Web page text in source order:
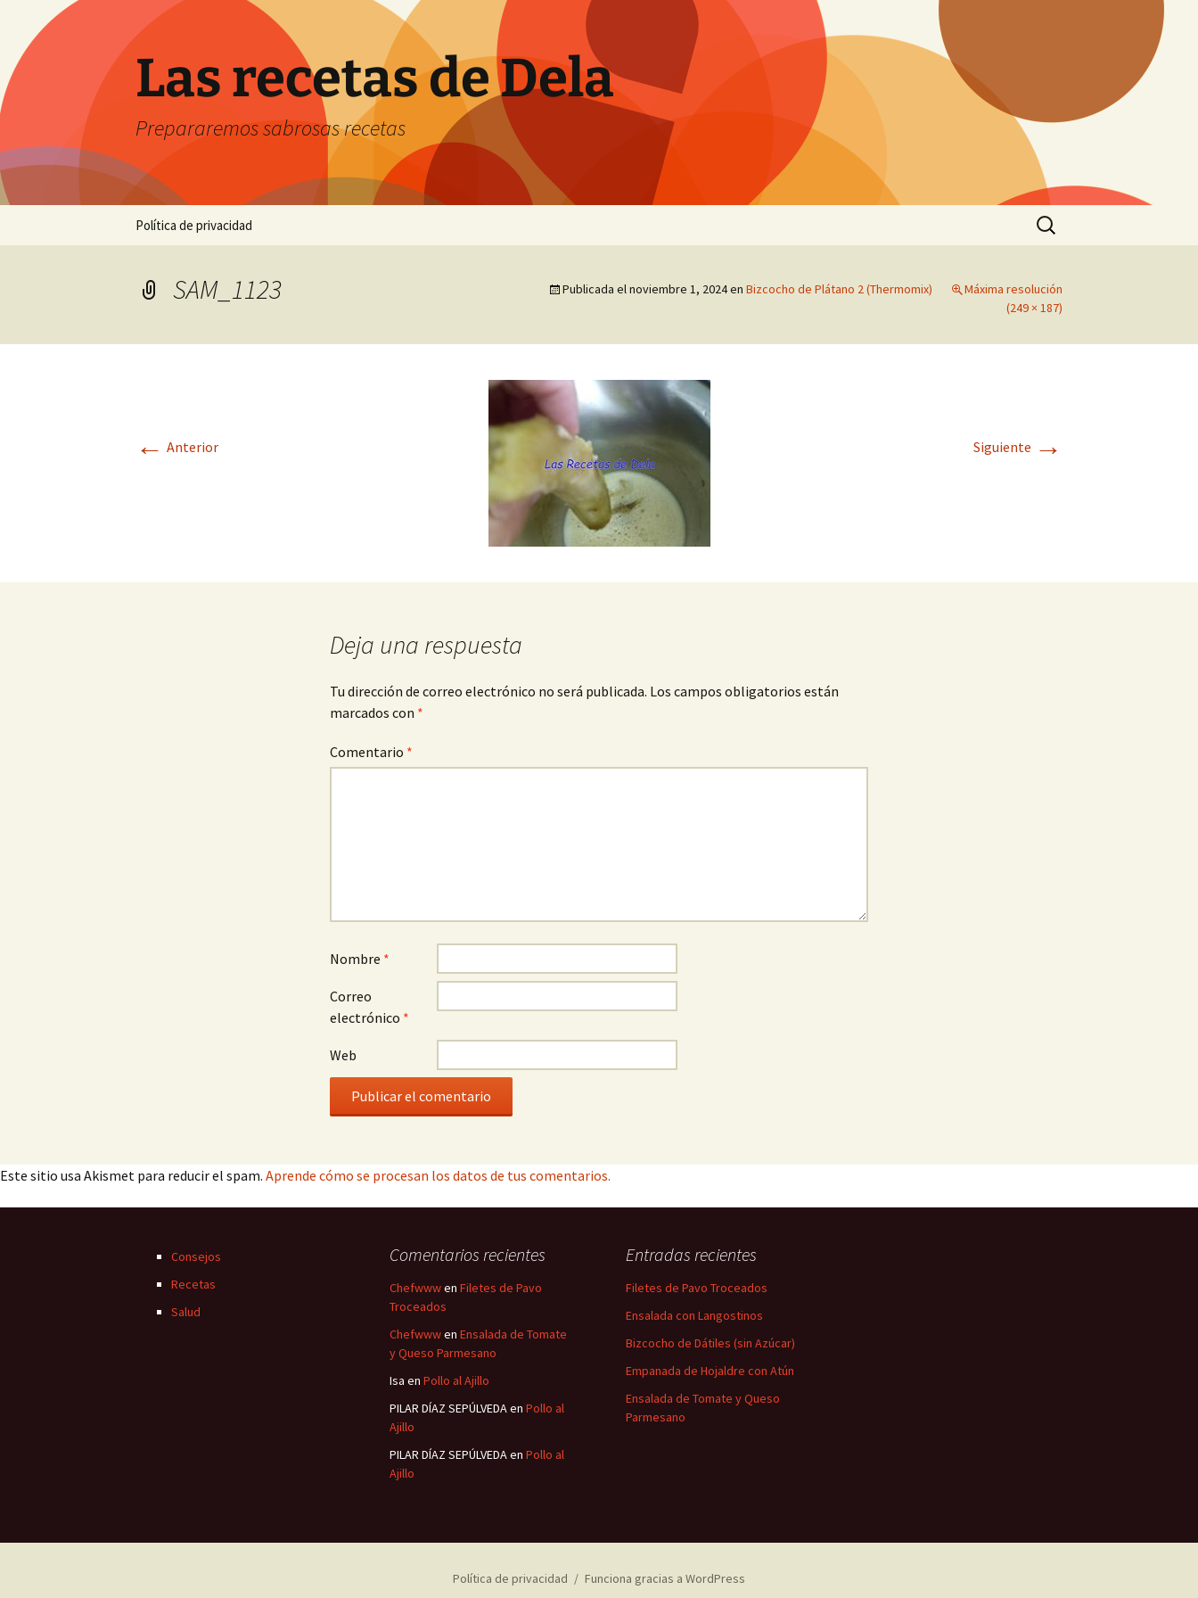
contenido
Las recetas de Dela
Prepararemos sabrosas recetas
Política de privacidad
Buscar:
SAM_1123 Publicada elnoviembre 1, 2024en Bizcocho de Plátano 2 (Thermomix)
Máxima resolución
(249 × 187)
← Anterior Siguiente →
Deja una respuesta
Tu dirección de correo electrónico no será publicada. Los campos obligatorios están
marcados con *
Comentario *
Nombre *
Correo
electrónico *
Web
Este sitio usa Akismet para reducir el spam. Aprende cómo se procesan los datos de tus comentarios.
Consejos
Recetas
Salud
Comentarios recientes
Chefwwwen Filetes de Pavo
Troceados
Chefwwwen Ensalada de Tomate
y Queso Parmesano
Isa en Pollo al Ajillo
PILAR DÍAZ SEPÚLVEDAen Pollo al
Ajillo
PILAR DÍAZ SEPÚLVEDAen Pollo al
Ajillo
Entradas recientes
Filetes de Pavo Troceados
Ensalada con Langostinos
Bizcocho de Dátiles (sin Azúcar)
Empanada de Hojaldre con Atún
Ensalada de Tomate y Queso
Parmesano
Política de privacidad Funciona gracias a WordPress